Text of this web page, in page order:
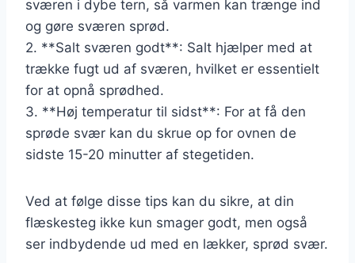
sværen i dybe tern, så varmen kan trænge ind
og gøre sværen sprød.
2. **Salt sværen godt**: Salt hjælper med at
trække fugt ud af sværen, hvilket er essentielt
for at opnå sprødhed.
3. **Høj temperatur til sidst**: For at få den
sprøde svær kan du skrue op for ovnen de
sidste 15-20 minutter af stegetiden.
Ved at følge disse tips kan du sikre, at din
flæskesteg ikke kun smager godt, men også
ser indbydende ud med en lækker, sprød svær.